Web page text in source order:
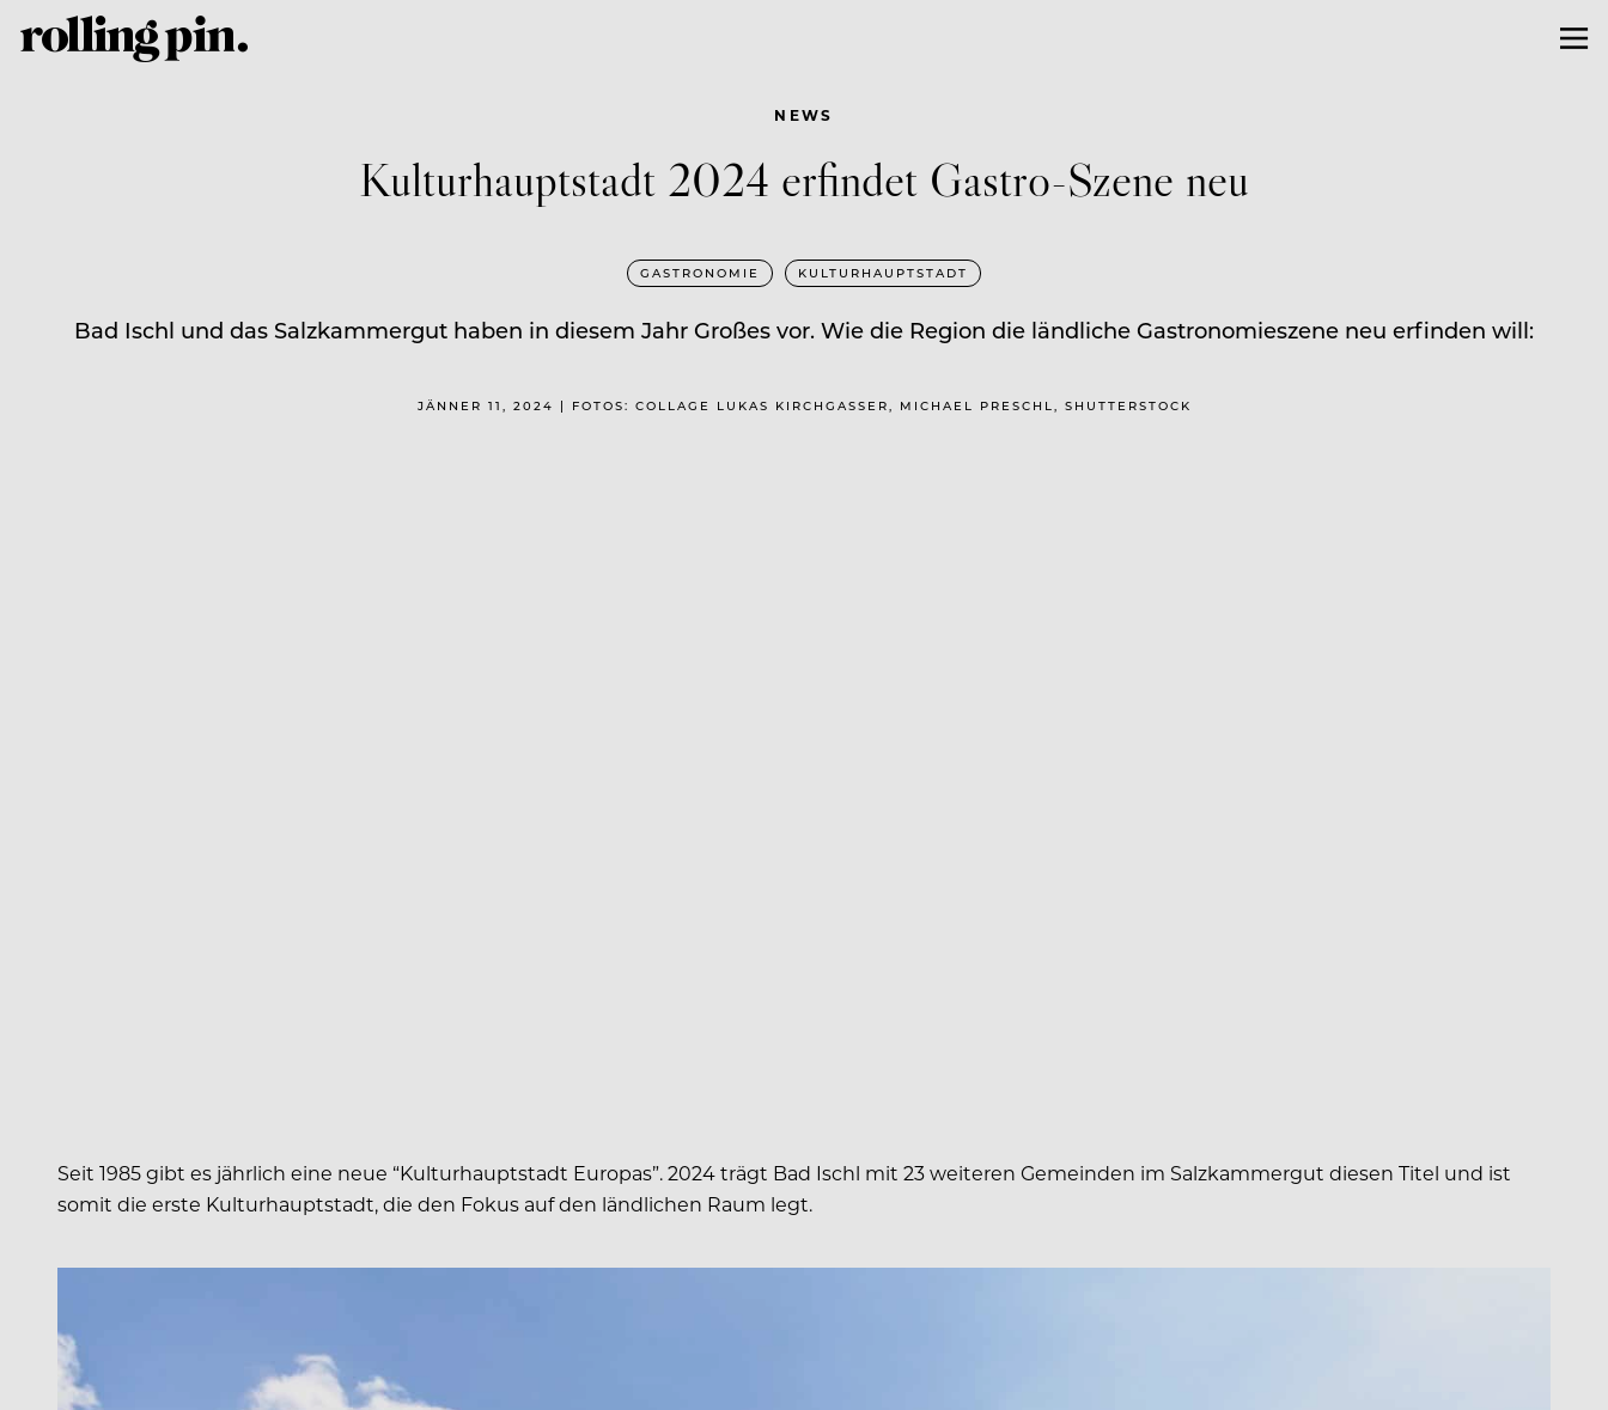
NEWS
Kulturhauptstadt 2024 erfindet Gastro-Szene neu
GASTRONOMIE KULTURHAUPTSTADT
Bad Ischl und das Salzkammergut haben in diesem Jahr Großes vor. Wie die Region die ländliche Gastronomieszene neu erfinden will:
JÄNNER 11, 2024 | FOTOS: COLLAGE LUKAS KIRCHGASSER, MICHAEL PRESCHL, SHUTTERSTOCK
Seit 1985 gibt es jährlich eine neue “Kulturhauptstadt Europas”. 2024 trägt Bad Ischl mit 23 weiteren Gemeinden im Salzkammergut diesen Titel und ist
somit die erste Kulturhauptstadt, die den Fokus auf den ländlichen Raum legt.